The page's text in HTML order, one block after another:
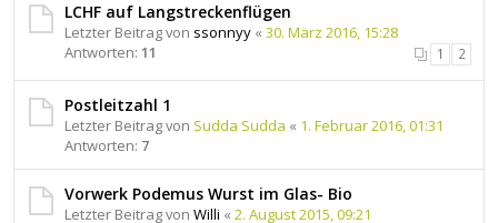
LCHF auf Langstreckenflügen
Letzter Beitrag von ssonnyy « 30. März 2016, 15:28
Antworten: 11 1 2
Postleitzahl 1
Letzter Beitrag von Sudda Sudda « 1. Februar 2016, 01:31
Antworten: 7
Vorwerk Podemus Wurst im Glas- Bio
Letzter Beitrag von Willi « 2. August 2015, 09:21